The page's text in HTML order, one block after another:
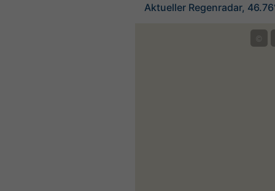
Aktueller Regenradar,
©